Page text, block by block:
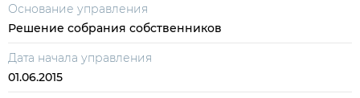
Основание управления
Решение собрания собственников
Дата начала управления
01.06.2015